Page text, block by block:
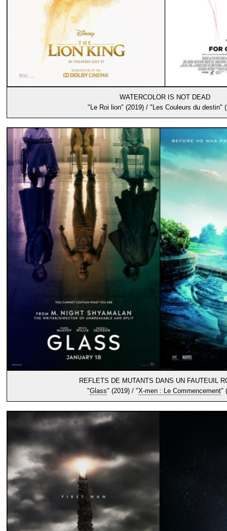
WATERCOLOR IS NOT DEAD
"Le Roi lion" (2019) / "Les Couleurs du destin"
REFLETS DE MUTANTS DANS UN FAUTEUIL
"Glass" (2019) / "X-men : Le Commencement"